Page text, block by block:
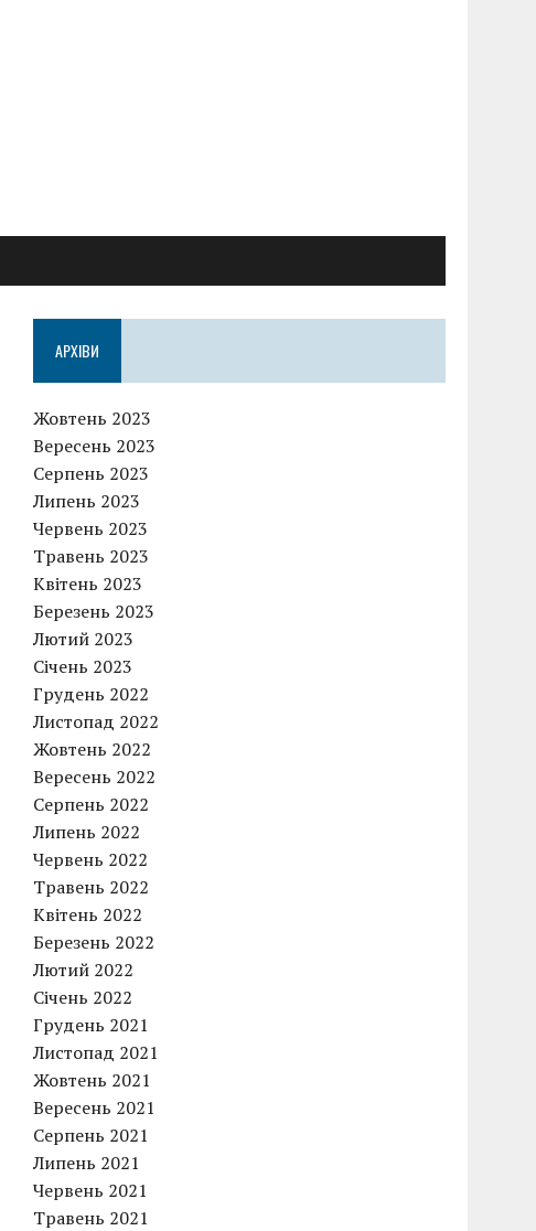
АРХІВИ
Жовтень 2023
Вересень 2023
Серпень 2023
Липень 2023
Червень 2023
Травень 2023
Квітень 2023
Березень 2023
Лютий 2023
Січень 2023
Грудень 2022
Листопад 2022
Жовтень 2022
Вересень 2022
Серпень 2022
Липень 2022
Червень 2022
Травень 2022
Квітень 2022
Березень 2022
Лютий 2022
Січень 2022
Грудень 2021
Листопад 2021
Жовтень 2021
Вересень 2021
Серпень 2021
Липень 2021
Червень 2021
Травень 2021